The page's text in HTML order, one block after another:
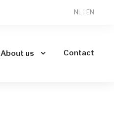
NL EN
About us Contact